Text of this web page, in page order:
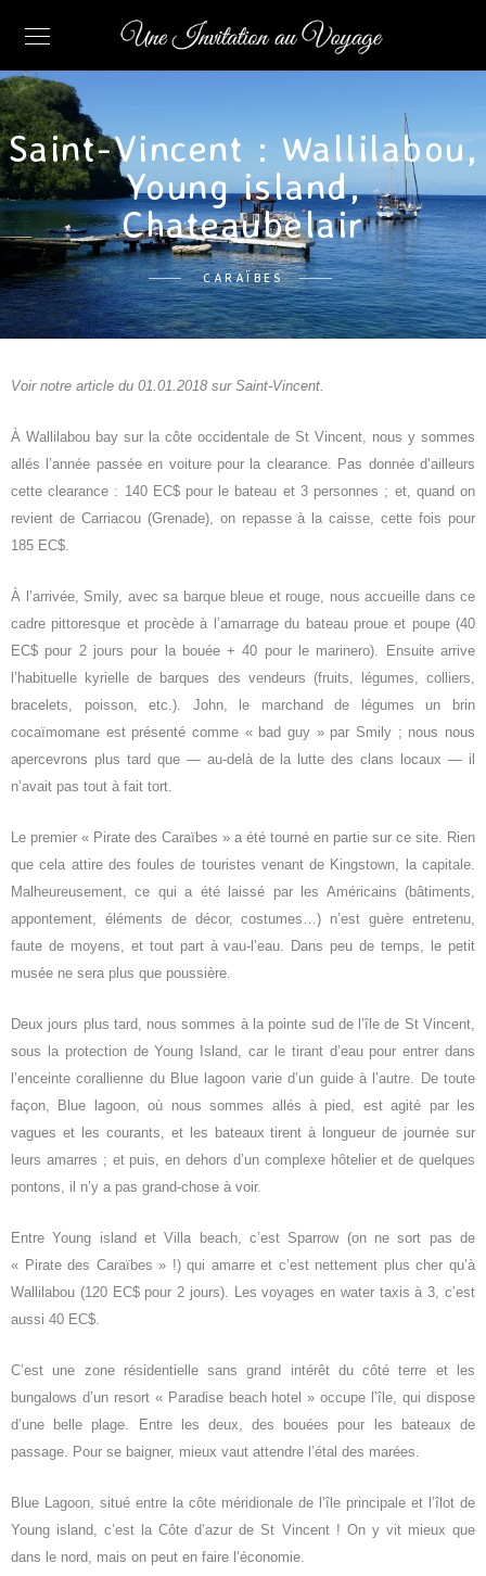
Saint-Vincent : Wallilabou,
Young island,
Chateaubelair
CARAÏBES
Voir notre article du 01.01.2018 sur Saint-Vincent.
À Wallilabou bay sur la côte occidentale de St Vincent, nous y sommes
allés l’année passée en voiture pour la clearance. Pas donnée d’ailleurs
cette clearance : 140 EC$ pour le bateau et 3 personnes ; et, quand on
revient de Carriacou (Grenade), on repasse à la caisse, cette fois pour
185 EC$.
À l’arrivée, Smily, avec sa barque bleue et rouge, nous accueille dans ce
cadre pittoresque et procède à l’amarrage du bateau proue et poupe (40
EC$ pour 2 jours pour la bouée + 40 pour le marinero). Ensuite arrive
l’habituelle kyrielle de barques des vendeurs (fruits, légumes, colliers,
bracelets, poisson, etc.). John, le marchand de légumes un brin
cocaïmomane est présenté comme « bad guy » par Smily ; nous nous
apercevrons plus tard que ― au-delà de la lutte des clans locaux ― il
n’avait pas tout à fait tort.
Le premier « Pirate des Caraïbes » a été tourné en partie sur ce site. Rien
que cela attire des foules de touristes venant de Kingstown, la capitale.
Malheureusement, ce qui a été laissé par les Américains (bâtiments,
appontement, éléments de décor, costumes…) n’est guère entretenu,
faute de moyens, et tout part à vau-l’eau. Dans peu de temps, le petit
musée ne sera plus que poussière.
Deux jours plus tard, nous sommes à la pointe sud de l’île de St Vincent,
sous la protection de Young Island, car le tirant d’eau pour entrer dans
l’enceinte corallienne du Blue lagoon varie d’un guide à l’autre. De toute
façon, Blue lagoon, où nous sommes allés à pied, est agité par les
vagues et les courants, et les bateaux tirent à longueur de journée sur
leurs amarres ; et puis, en dehors d’un complexe hôtelier et de quelques
pontons, il n’y a pas grand-chose à voir.
Entre Young island et Villa beach, c’est Sparrow (on ne sort pas de
« Pirate des Caraïbes » !) qui amarre et c’est nettement plus cher qu’à
Wallilabou (120 EC$ pour 2 jours). Les voyages en water taxis à 3, c’est
aussi 40 EC$.
C’est une zone résidentielle sans grand intérêt du côté terre et les
bungalows d’un resort « Paradise beach hotel » occupe l’île, qui dispose
d’une belle plage. Entre les deux, des bouées pour les bateaux de
passage. Pour se baigner, mieux vaut attendre l’étal des marées.
Blue Lagoon, situé entre la côte méridionale de l’île principale et l’îlot de
Young island, c’est la Côte d’azur de St Vincent ! On y vit mieux que
dans le nord, mais on peut en faire l’économie.